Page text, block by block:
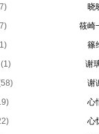
晓
筱崎
篠
(1)
谢
谢
心
心